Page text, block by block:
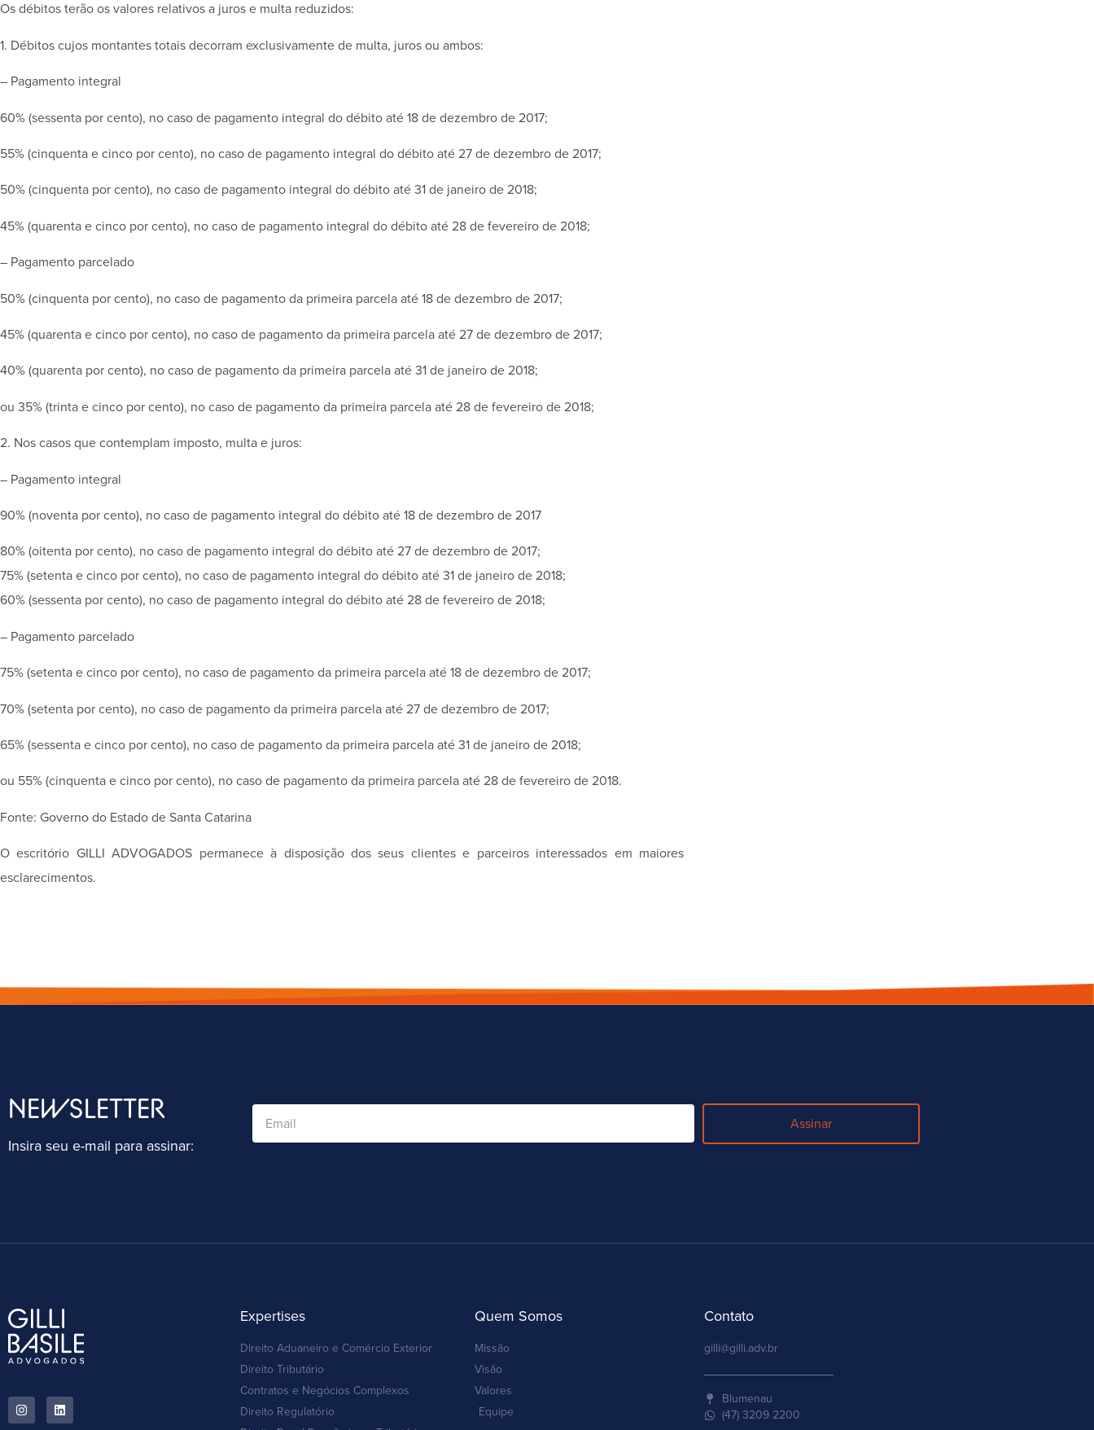
Os débitos terão os valores relativos a juros e multa reduzidos:
1. Débitos cujos montantes totais decorram exclusivamente de multa, juros ou ambos:
– Pagamento integral
60% (sessenta por cento), no caso de pagamento integral do débito até 18 de dezembro de 2017;
55% (cinquenta e cinco por cento), no caso de pagamento integral do débito até 27 de dezembro de 2017;
50% (cinquenta por cento), no caso de pagamento integral do débito até 31 de janeiro de 2018;
45% (quarenta e cinco por cento), no caso de pagamento integral do débito até 28 de fevereiro de 2018;
– Pagamento parcelado
50% (cinquenta por cento), no caso de pagamento da primeira parcela até 18 de dezembro de 2017;
45% (quarenta e cinco por cento), no caso de pagamento da primeira parcela até 27 de dezembro de 2017;
40% (quarenta por cento), no caso de pagamento da primeira parcela até 31 de janeiro de 2018;
ou 35% (trinta e cinco por cento), no caso de pagamento da primeira parcela até 28 de fevereiro de 2018;
2. Nos casos que contemplam imposto, multa e juros:
– Pagamento integral
90% (noventa por cento), no caso de pagamento integral do débito até 18 de dezembro de 2017
80% (oitenta por cento), no caso de pagamento integral do débito até 27 de dezembro de 2017;
75% (setenta e cinco por cento), no caso de pagamento integral do débito até 31 de janeiro de 2018;
60% (sessenta por cento), no caso de pagamento integral do débito até 28 de fevereiro de 2018;
– Pagamento parcelado
75% (setenta e cinco por cento), no caso de pagamento da primeira parcela até 18 de dezembro de 2017;
70% (setenta por cento), no caso de pagamento da primeira parcela até 27 de dezembro de 2017;
65% (sessenta e cinco por cento), no caso de pagamento da primeira parcela até 31 de janeiro de 2018;
ou 55% (cinquenta e cinco por cento), no caso de pagamento da primeira parcela até 28 de fevereiro de 2018.
Fonte: Governo do Estado de Santa Catarina
O escritório GILLI ADVOGADOS permanece à disposição dos seus clientes e parceiros interessados em maiores
esclarecimentos.
NEWSLETTER
Insira seu e-mail para assinar:
Assinar
Expertises
Direito Aduaneiro e Comércio Exterior
Direito Tributário
Contratos e Negócios Complexos
Direito Regulatório
Quem Somos
Missão
Visão
Valores
Equipe
Contato
gilli@gilli.adv.br
Blumenau
(47) 3209 2200